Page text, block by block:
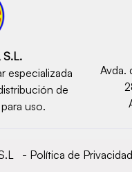
S.L.
especializada
de
uso.
Avda.
- Política de Privacidad